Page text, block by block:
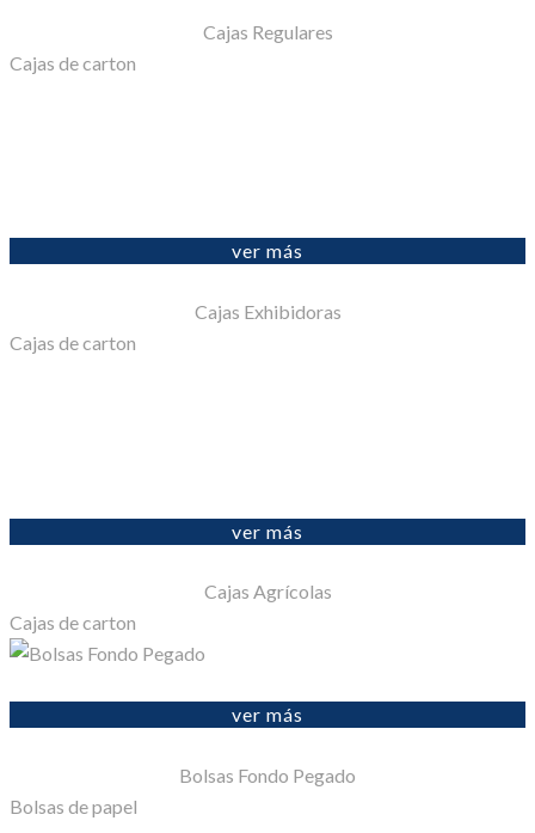
Cajas Regulares
Cajas de carton
ver más
Cajas Exhibidoras
Cajas de carton
ver más
Cajas Agrícolas
Cajas de carton
ver más
Bolsas Fondo Pegado
Bolsas de papel